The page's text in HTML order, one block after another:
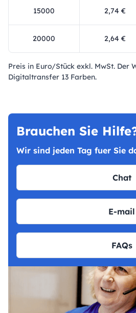
15000 2,74 €
20000 2,64 €
Preis in Euro/Stück exkl. MwSt. Der
Digitaltransfer 13 Farben.
Brauchen Sie
Wir sind jeden Tag fuer Sie
Chat
E-mail
FAQs